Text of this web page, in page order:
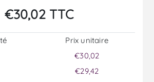
€30,02 TTC
Prix ​​unitaire
€30,02
€29,42